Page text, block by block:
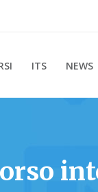
ITS NEWS